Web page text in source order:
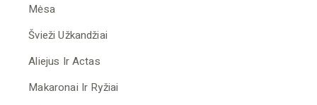
Mėsa
Švieži Užkandžiai
Aliejus Ir Actas
Makaronai Ir Ryžiai